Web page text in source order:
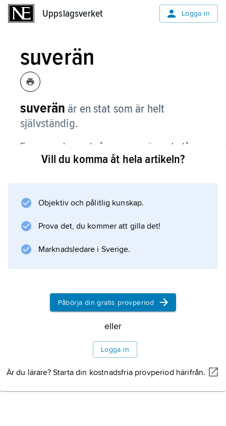
Uppslagsverket Logga in
suverän
suverän är en stat som är helt
självständig.
En person kan också vara suverän, och då
betyder det att personen är överlägsen de
fotbollsspelare.
Information om artikeln
Vill du komma åt hela artikeln?
Objektiv och pålitlig kunskap.
Prova det, du kommer att gilla det!
Marknadsledare i Sverige.
Påbörja din gratis provperiod
eller
Logga in
Är du lärare? Starta din kostnadsfria provperiod härifrån.